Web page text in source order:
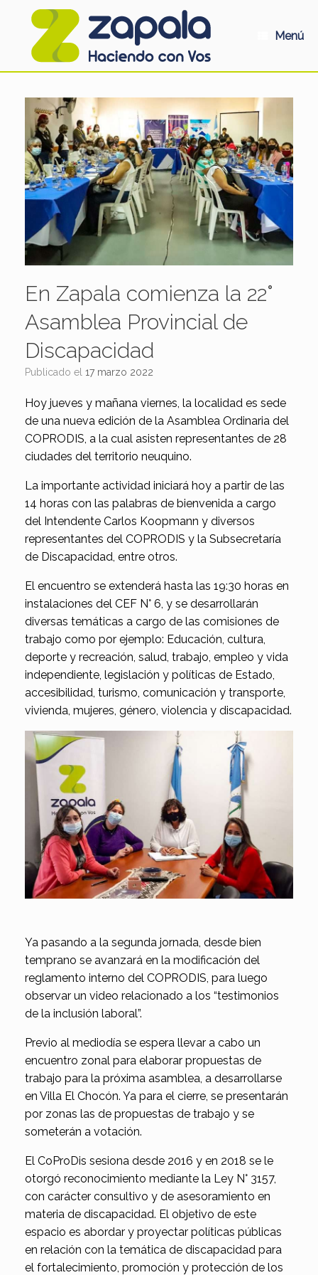
Menú
En Zapala comienza la 22°
Asamblea Provincial de
Discapacidad
Publicado el 17 marzo 2022
Hoy jueves y mañana viernes, la localidad es sede
de una nueva edición de la Asamblea Ordinaria del
COPRODIS, a la cual asisten representantes de 28
ciudades del territorio neuquino.
La importante actividad iniciará hoy a partir de las
14 horas con las palabras de bienvenida a cargo
del Intendente Carlos Koopmann y diversos
representantes del COPRODIS y la Subsecretaría
de Discapacidad, entre otros.
El encuentro se extenderá hasta las 19:30 horas en
instalaciones del CEF N° 6, y se desarrollarán
diversas temáticas a cargo de las comisiones de
trabajo como por ejemplo: Educación, cultura,
deporte y recreación, salud, trabajo, empleo y vida
independiente, legislación y políticas de Estado,
accesibilidad, turismo, comunicación y transporte,
vivienda, mujeres, género, violencia y discapacidad.
Ya pasando a la segunda jornada, desde bien
temprano se avanzará en la modificación del
reglamento interno del COPRODIS, para luego
observar un video relacionado a los “testimonios
de la inclusión laboral”.
Previo al mediodía se espera llevar a cabo un
encuentro zonal para elaborar propuestas de
trabajo para la próxima asamblea, a desarrollarse
en Villa El Chocón. Ya para el cierre, se presentarán
por zonas las de propuestas de trabajo y se
someterán a votación.
El CoProDis sesiona desde 2016 y en 2018 se le
otorgó reconocimiento mediante la Ley N° 3157,
con carácter consultivo y de asesoramiento en
materia de discapacidad. El objetivo de este
espacio es abordar y proyectar políticas públicas
en relación con la temática de discapacidad para
el fortalecimiento, promoción y protección de los